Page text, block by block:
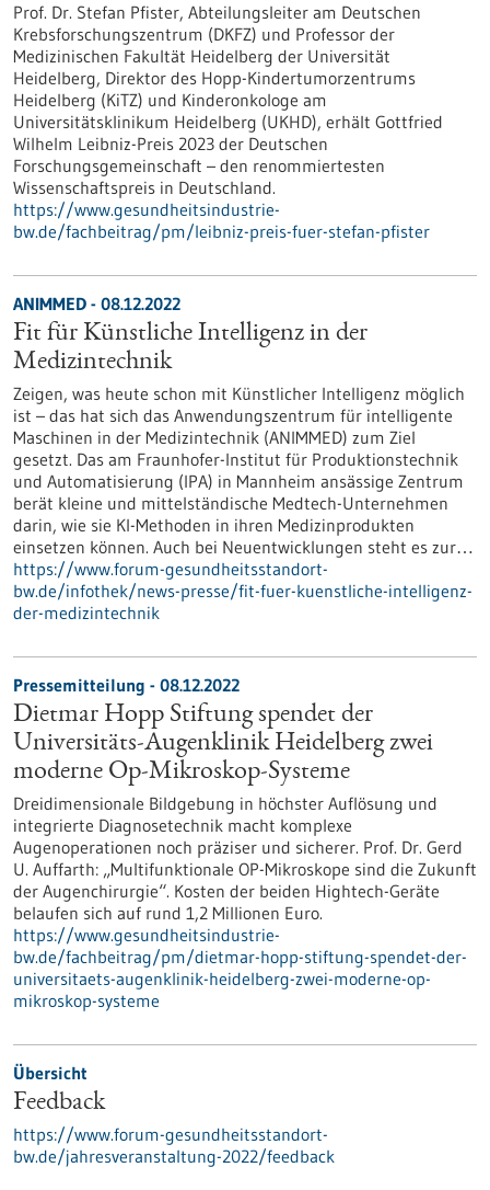
Prof. Dr. Stefan Pfister, Abteilungsleiter am Deutschen
Krebsforschungszentrum (DKFZ) und Professor der
Medizinischen Fakultät Heidelberg der Universität
Heidelberg, Direktor des Hopp-Kindertumorzentrums
Heidelberg (KiTZ) und Kinderonkologe am
Universitätsklinikum Heidelberg (UKHD), erhält Gottfried
Wilhelm Leibniz-Preis 2023 der Deutschen
Forschungsgemeinschaft – den renommiertesten
Wissenschaftspreis in Deutschland.
https://www.gesundheitsindustrie-
bw.de/fachbeitrag/pm/leibniz-preis-fuer-stefan-pfister
ANIMMED - 08.12.2022
Fit für Künstliche Intelligenz in der
Medizintechnik
Zeigen, was heute schon mit Künstlicher Intelligenz möglich
ist – das hat sich das Anwendungszentrum für intelligente
Maschinen in der Medizintechnik (ANIMMED) zum Ziel
gesetzt. Das am Fraunhofer-Institut für Produktionstechnik
und Automatisierung (IPA) in Mannheim ansässige Zentrum
berät kleine und mittelständische Medtech-Unternehmen
darin, wie sie KI-Methoden in ihren Medizinprodukten
einsetzen können. Auch bei Neuentwicklungen steht es zur…
https://www.forum-gesundheitsstandort-
bw.de/infothek/news-presse/fit-fuer-kuenstliche-intelligenz-
der-medizintechnik
Pressemitteilung - 08.12.2022
Dietmar Hopp Stiftung spendet der
Universitäts-Augenklinik Heidelberg zwei
moderne Op-Mikroskop-Systeme
Dreidimensionale Bildgebung in höchster Auflösung und
integrierte Diagnosetechnik macht komplexe
Augenoperationen noch präziser und sicherer. Prof. Dr. Gerd
U. Auffarth: „Multifunktionale OP-Mikroskope sind die Zukunft
der Augenchirurgie“. Kosten der beiden Hightech-Geräte
belaufen sich auf rund 1,2 Millionen Euro.
https://www.gesundheitsindustrie-
bw.de/fachbeitrag/pm/dietmar-hopp-stiftung-spendet-der-
universitaets-augenklinik-heidelberg-zwei-moderne-op-
mikroskop-systeme
Übersicht
Feedback
https://www.forum-gesundheitsstandort-
bw.de/jahresveranstaltung-2022/feedback